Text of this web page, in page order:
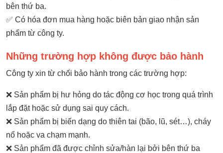
bên thứ ba.
✅ Có hóa đơn mua hàng hoặc biên bản giao nhận sản
phẩm từ công ty.
Những trường hợp không được bảo hành
Công ty xin từ chối bảo hành trong các trường hợp:
❌ Sản phẩm bị hư hỏng do tác động cơ học trong quá trình
lắp đặt hoặc sử dụng sai quy cách.
❌ Sản phẩm bị biến dạng do thiên tai (bão, lũ, sét…), cháy
nổ hoặc va chạm mạnh.
❌ Sản phẩm đã được chỉnh sửa/hàn lại bởi bên thứ ba